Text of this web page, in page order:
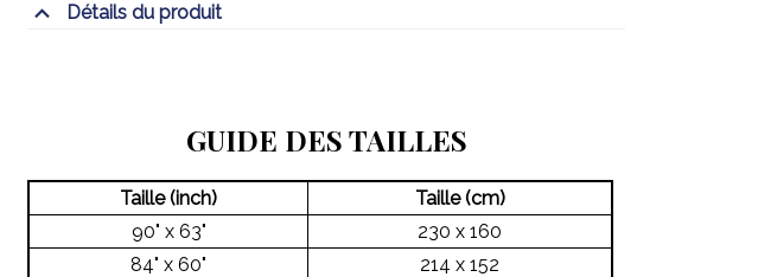
Détails du produit
GUIDE DES TAILLES
Taille (inch)
Taille (cm)
90" x 63"
230 x 160
84" x 60"
214 x 152